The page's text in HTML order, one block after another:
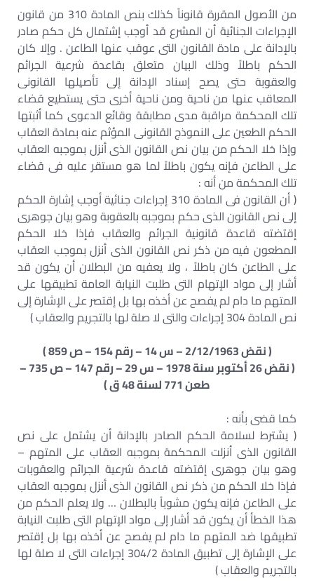
من الأصول المقررة قانوناً كذلك بنص المادة 310 من قانون
الإجراءات الجنائية أن المشرع قد أوجب إشتمال كل حكم صادر
بالإدانة على مادة القانون التى عوقب عنها الطاعن . وإلا كان
الحكم باطلاً وذلك البيان متعلق بقاعدة شرعية الجرائم
والعقوبة حتى يصح إسناد الإدانة إلى تأصيلها القانونى
المعاقب عنها من ناحية ومن ناحية أخرى حتى يستطيع قضاء
تلك المحكمة مراقبة مدى مطابقة وقائع الدعوى كما أثبتها
الحكم الطعين على النموذج القانونى المؤثم عنه بمادة العقاب
وإذا خلا الحكم من بيان نص القانون الذى أنزل بموجبه العقاب
على الطاعن فإنه يكون باطلاً لما هو مستقر عليه فى قضاء
تلك المحكمة من أنه :
( أن القانون فى المادة 310 إجراءات جنائية أوجب إشارة الحكم
إلى نص القانون الذى حكم بموجبه بالعقوبة وهو بيان جوهرى
إقتضته قاعدة قانونية الجرائم والعقاب فإذا خلا الحكم
المطعون فيه من ذكر نص القانون الذى أنزل بموجب العقاب
على الطاعن كان باطلاً ، ولا يعفيه من البطلان أن يكون قد
أشار إلى مواد الإتهام التى طلبت النيابة العامة تطبيقها على
المتهم ما دام لم يفصح عن أخذه بها بل إقتصر على الإشارة إلى
نص المادة 304 إجراءات والتى لا صلة لها بالتجريم والعقاب )
( نقض 2/12/1963 – س 14 – رقم 154 – ص 859 )
( نقض 26 أكتوبر سنة 1978 – س 29 – رقم 147 – ص 735 –
طعن 771 لسنة 48 ق )
كما قضى بأنه :
( يشترط لسلامة الحكم الصادر بالإدانة أن يشتمل على نص
القانون الذى أنزلت المحكمة بموجبه العقاب على المتهم –
وهو بيان جوهرى إقتضته قاعدة شرعية الجرائم والعقوبات
فإذا خلا الحكم من ذكر نص القانون الذى أنزل بموجبه العقاب
على الطاعن فإنه يكون مشوباً بالبطلان … ولا يعلم الحكم من
هذا الخطأ أن يكون قد أشار إلى مواد الإتهام التى طلبت النيابة
تطبيقها ضد المتهم ما دام لم يفصح عن أخذه بها بل إقتصر
على الإشارة إلى تطبيق المادة 304/2 إجراءات التى لا صلة لها
بالتجريم والعقاب )